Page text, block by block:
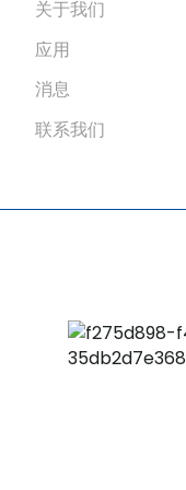
关于我们
应用
消息
联系我们